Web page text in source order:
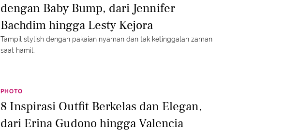
dengan Baby Bump, dari Jennifer
Bachdim hingga Lesty Kejora
Tampil stylish dengan pakaian nyaman dan tak ketinggalan zaman
saat hamil.
PHOTO
8 Inspirasi Outfit Berkelas dan Elegan,
dari Erina Gudono hingga Valencia